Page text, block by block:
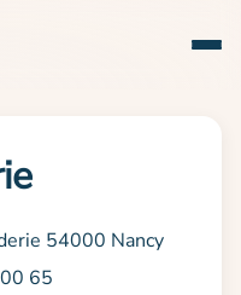
54000 Nancy
65